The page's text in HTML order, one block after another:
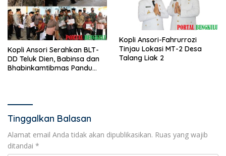
Kopli Ansori Serahkan BLT-
DD Teluk Dien, Babinsa dan
Bhabinkamtibmas Pandu
Kopli Ansori-Fahrurrozi
Tinjau Lokasi MT-2 Desa
Talang Liak 2
Tinggalkan Balasan
Alamat email Anda tidak akan dipublikasikan. Ruas yang wajib
ditandai *